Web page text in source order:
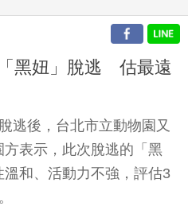
黑妞」脫逃 估最遠
逃後，台北市立動物園又
表示，此次脫逃的「黑
和、活動力不強，評估3